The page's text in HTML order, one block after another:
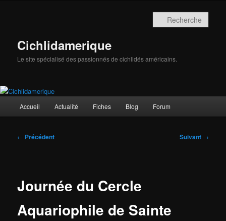
Cichlidamerique
Le site spécialisé des passionnés de cichlidés américains.
principal
Accueil Actualité Fiches Blog Forum
Navigation
← Précédent Suivant →
Journée du Cercle
Aquariophile de Sainte